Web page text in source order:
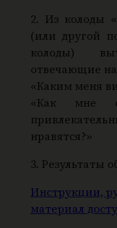
2. Из колоды
(или другой
колоды)
отвечающие
«Каким меня
«Как мне
нравятся?»
3. Результаты
Инструкции,
материал